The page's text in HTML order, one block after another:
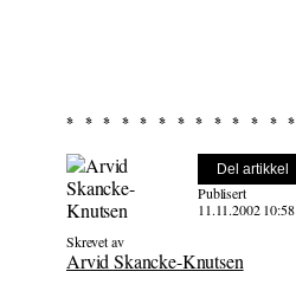
Del artikkel
Publisert
11.11.2002 10:58
Skrevet av
Arvid Skancke-Knutsen